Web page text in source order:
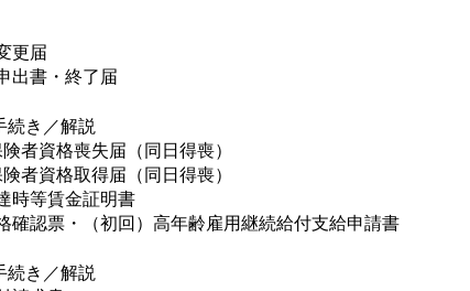
更届
書・終了届
き／解説
資格喪失届（同日得喪）
資格取得届（同日得喪）
等賃金証明書
票・（初回）高年齢雇用継続給付支給申請書
き／解説